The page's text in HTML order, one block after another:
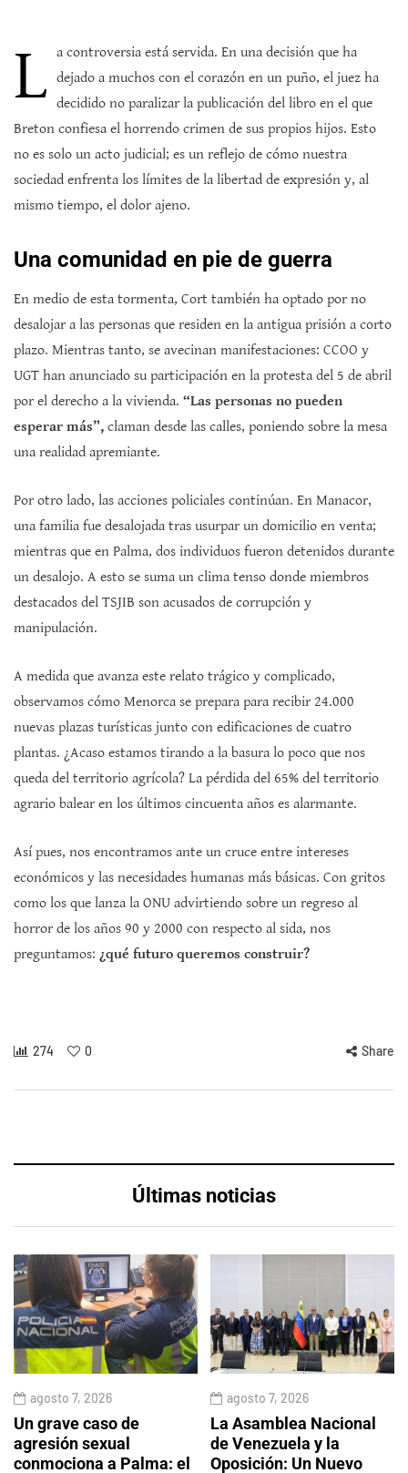
L a controversia está servida. En una decisión que ha
dejado a muchos con el corazón en un puño, el juez ha
decidido no paralizar la publicación del libro en el que
Breton confiesa el horrendo crimen de sus propios hijos. Esto
no es solo un acto judicial; es un reflejo de cómo nuestra
sociedad enfrenta los límites de la libertad de expresión y, al
mismo tiempo, el dolor ajeno.
Una comunidad en pie de guerra
En medio de esta tormenta, Cort también ha optado por no
desalojar a las personas que residen en la antigua prisión a corto
plazo. Mientras tanto, se avecinan manifestaciones: CCOO y
UGT han anunciado su participación en la protesta del 5 de abril
por el derecho a la vivienda. “Las personas no pueden
esperar más”, claman desde las calles, poniendo sobre la mesa
una realidad apremiante.
Por otro lado, las acciones policiales continúan. En Manacor,
una familia fue desalojada tras usurpar un domicilio en venta;
mientras que en Palma, dos individuos fueron detenidos durante
un desalojo. A esto se suma un clima tenso donde miembros
destacados del TSJIB son acusados de corrupción y
manipulación.
A medida que avanza este relato trágico y complicado,
observamos cómo Menorca se prepara para recibir 24.000
nuevas plazas turísticas junto con edificaciones de cuatro
plantas. ¿Acaso estamos tirando a la basura lo poco que nos
queda del territorio agrícola? La pérdida del 65% del territorio
agrario balear en los últimos cincuenta años es alarmante.
Así pues, nos encontramos ante un cruce entre intereses
económicos y las necesidades humanas más básicas. Con gritos
como los que lanza la ONU advirtiendo sobre un regreso al
horror de los años 90 y 2000 con respecto al sida, nos
preguntamos: ¿qué futuro queremos construir?
274 0 Share
Últimas noticias
agosto 7, 2026
Un grave caso de
agresión sexual
conmociona a Palma: el
agosto 7, 2026
La Asamblea Nacional
de Venezuela y la
Oposición: Un Nuevo